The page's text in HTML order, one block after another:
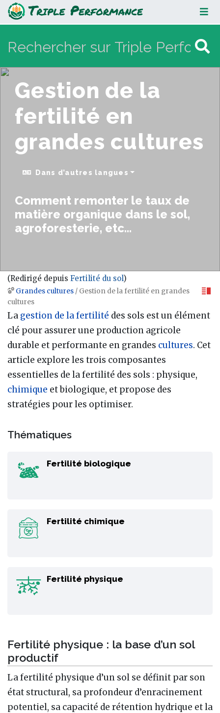
Gestion de la fertilité en grandes
cultures
Gestion de la
fertilité en
grandes cultures
Dans d’autres langues
Comment remonter le taux de
matière organique dans le sol,
agroforesterie, etc...
(Redirigé depuis Fertilité du sol)
Aller à :navigation,rechercher
Grandes cultures / Gestion de la fertilité en grandes
cultures
La gestion de la fertilité des sols est un élément
clé pour assurer une production agricole
durable et performante en grandes cultures. Cet
article explore les trois composantes
essentielles de la fertilité des sols : physique,
chimique et biologique, et propose des
stratégies pour les optimiser.
Thématiques
Fertilité biologique
Fertilité chimique
Fertilité physique
Fertilité physique : la base d’un sol
productif
La fertilité physique d’un sol se définit par son
état structural, sa profondeur d’enracinement
potentiel, sa capacité de rétention hydrique et la